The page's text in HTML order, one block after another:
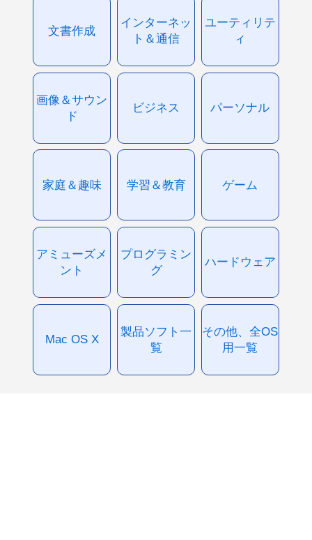
文書作成
インターネッ
ト＆通信
ユーティリテ
ィ
画像＆サウン
ド
ビジネス パーソナル
家庭＆趣味 学習＆教育 ゲーム
アミューズメ
ント
プログラミン
グ
ハードウェア
Mac OS X
製品ソフト一
覧
その他、全OS
用一覧